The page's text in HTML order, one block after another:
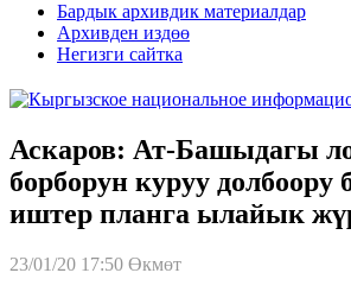
Бардык архивдик материалдар
Архивден издөө
Негизги сайтка
Аскаров: Ат-Башыдагы
борборун куруу долбоору
иштер планга ылайык
23/01/20 17:50 Өкмөт